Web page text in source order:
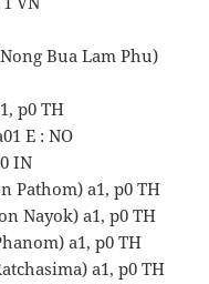
Bua Lam Phu)
p0 TH
E : NO
IN
Pathom) a1, p0 TH
Nayok) a1, p0 TH
a1, p0 TH
a1, p0 TH